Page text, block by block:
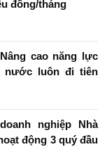
đồng/tháng
cao năng lực
nước luôn đi tiên
nghiệp Nhà
động 3 quý đầu